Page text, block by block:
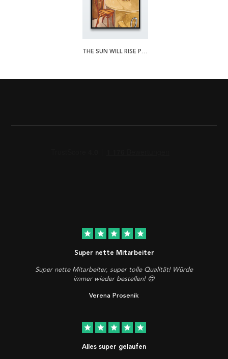
THE SUN WILL RISE POSTER
star star star star star
Super nette Mitarbeiter
Super nette Mitarbeiter, super tolle Qualität! Würde
immer wieder bestellen! 😍
Verena Prosenik
star star star star star
Alles super gelaufen